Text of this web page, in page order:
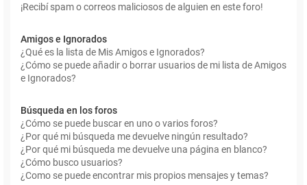
¡Recibí spam o correos maliciosos de alguien en este foro!
Amigos e Ignorados
¿Qué es la lista de Mis Amigos e Ignorados?
¿Cómo se puede añadir o borrar usuarios de mi lista de Amigos
e Ignorados?
Búsqueda en los foros
¿Cómo se puede buscar en uno o varios foros?
¿Por qué mi búsqueda me devuelve ningún resultado?
¿Por qué mi búsqueda me devuelve una página en blanco?
¿Cómo busco usuarios?
¿Como se puede encontrar mis propios mensajes y temas?